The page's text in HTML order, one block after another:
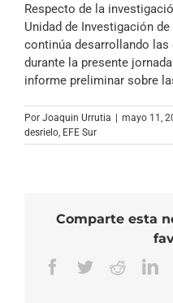
audio
Respecto de la
Unidad de Investigación
continúa desarrollando
durante la presente
informe preliminar sobre
Por Joaquin Urrutia | mayo 11,
desrielo EFE Sur
Comparte esta
Facebook
TwitterReddit